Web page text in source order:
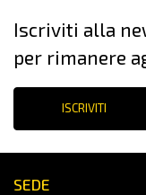
SEDE
Iscriviti alla
per rimanere
ISCRIVITI